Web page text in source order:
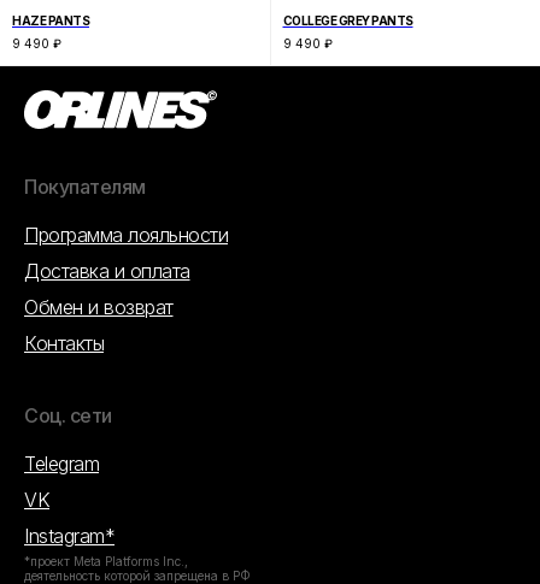
HAZE PANTS
9 490 ₽
COLLEGE GREY PANTS
9 490 ₽
Покупателям
Программа лояльности
Доставка и оплата
Обмен и возврат
Контакты
Соц. сети
Telegram
VK
Instagram*
*проект Meta Platforms Inc.,
деятельность которой запрещена в РФ